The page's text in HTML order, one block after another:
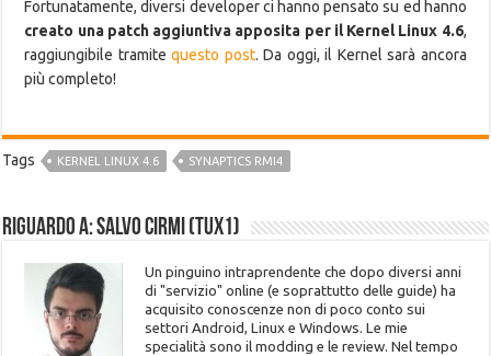
Fortunatamente, diversi developer ci hanno pensato su ed hanno
creato una patch aggiuntiva apposita per il Kernel Linux 4.6,
raggiungibile tramitequesto post. Da oggi, il Kernel sarà ancora
più completo!
Tags KERNEL LINUX 4.6 SYNAPTICS RMI4
Riguardo a: Salvo Cirmi (Tux1)
Un pinguino intraprendente che dopo diversi anni
di "servizio" online (e soprattutto delle guide) ha
acquisito conoscenze non di poco conto sui
settori Android, Linux e Windows. Le mie
specialità sono il modding e le review. Nel tempo